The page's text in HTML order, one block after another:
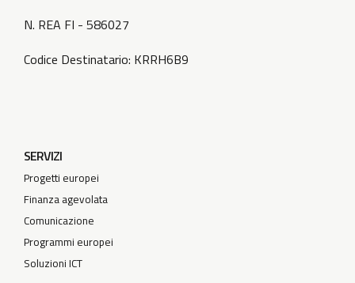
N. REA FI - 586027
Codice Destinatario: KRRH6B9
SERVIZI
Progetti europei
Finanza agevolata
Comunicazione
Programmi europei
Soluzioni ICT